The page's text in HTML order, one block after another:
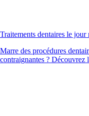
Traitements dentaires le jour
Marre des procédures
contraignantes ? Découvrez